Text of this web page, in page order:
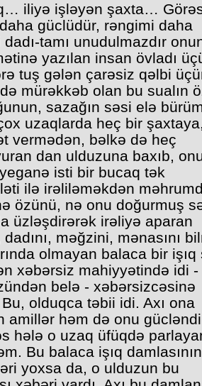
iliyə işləyən şaxta…
güclüdür, rəngimi daha
dadı-tamı unudulmazdır
yazılan insan övladı
tuş gələn çarəsiz qəlbi
mürəkkəb olan bu sualın
sazağın səsi elə
uzaqlarda heç bir
vermədən, bəlkə də heç
dan ulduzuna baxıb,
yeganə isti bir bucaq tək
ilə irəliləməkdən
özünü, nə onu doğurmuş
üzləşdirərək irəliyə aparan
dadını, məğzini, mənasını
olmayan balaca bir işıq
xəbərsiz mahiyyətində idi -
belə - xəbərsizcəsinə
olduqca təbii idi. Axı ona
amillər həm də onu
hələ o uzaq üfüqdə
Bu balaca işıq
yoxsa da, o ulduzun bu